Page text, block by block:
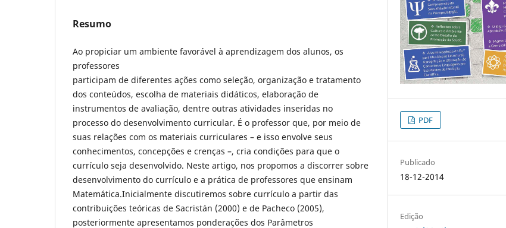
Resumo
Ao propiciar um ambiente favorável à aprendizagem dos alunos, os
professores
participam de diferentes ações como seleção, organização e tratamento
dos conteúdos, escolha de materiais didáticos, elaboração de
instrumentos de avaliação, dentre outras atividades inseridas no
processo do desenvolvimento curricular. É o professor que, por meio de
suas relações com os materiais curriculares – e isso envolve seus
conhecimentos, concepções e crenças –, cria condições para que o
currículo seja desenvolvido. Neste artigo, nos propomos a discorrer sobre
desenvolvimento do currículo e a prática de professores que ensinam
Matemática.Inicialmente discutiremos sobre currículo a partir das
contribuições teóricas de Sacristán (2000) e de Pacheco (2005),
posteriormente apresentamos ponderações dos Parâmetros
PDF
Publicado
18-12-2014
Edição